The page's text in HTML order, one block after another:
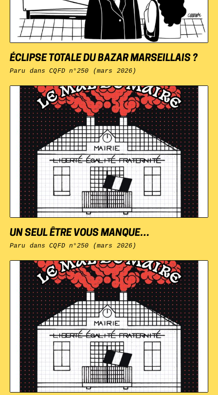
UN SEUL ÊTRE VOUS MANQUE…
Paru dansCQFDn°250 (mars 2026)
ÉCLIPSE TOTALE DU BAZAR MARSEILLAIS ?
Paru dansCQFDn°250 (mars 2026)